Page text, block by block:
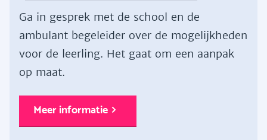
Ga in gesprek met de school en de
ambulant begeleider over de mogelijkheden
voor de leerling. Het gaat om een aanpak
op maat.
Meer informatie